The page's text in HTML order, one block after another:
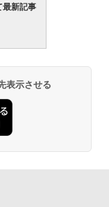
新記事
表示させる